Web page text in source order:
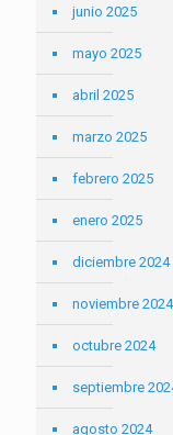
junio 2025
mayo 2025
abril 2025
marzo 2025
febrero 2025
enero 2025
diciembre 2024
noviembre 2024
octubre 2024
septiembre
agosto 2024